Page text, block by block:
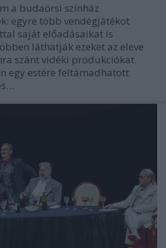
a budaörsi színház
egyre több vendégjátékot
saját előadásaikat is
láthatják ezeket az eleve
szánt vidéki produkciókat.
egy estére feltámadhatott